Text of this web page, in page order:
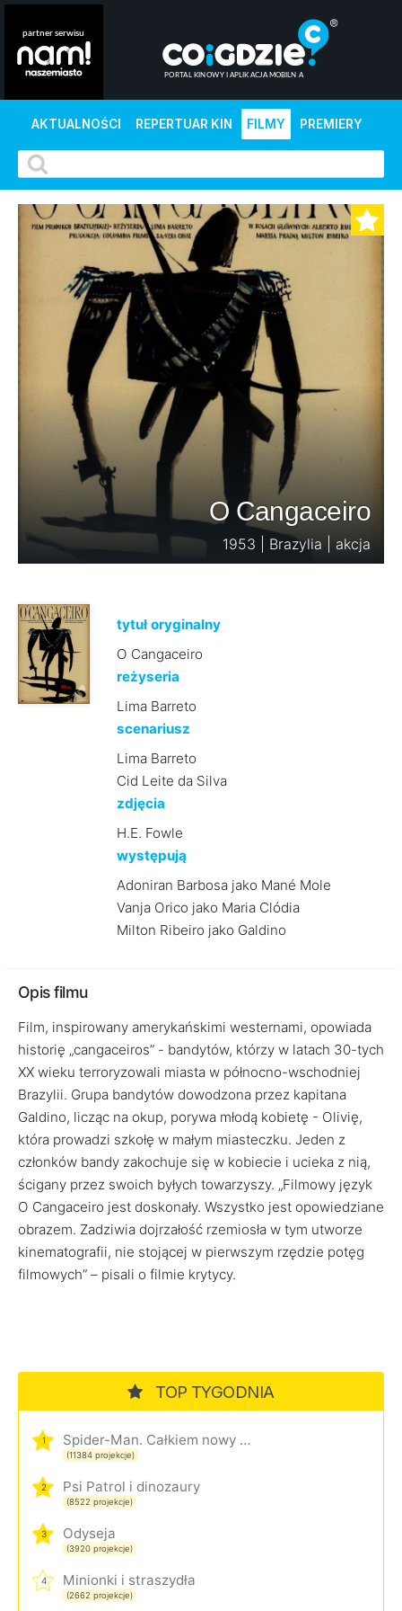
AKTUALNOŚCI REPERTUAR KIN FILMY PREMIERY
O Cangaceiro
1953 | Brazylia | akcja
tytuł oryginalny
O Cangaceiro
reżyseria
Lima Barreto
scenariusz
Lima Barreto
Cid Leite da Silva
zdjęcia
H.E. Fowle
występują
Adoniran Barbosa jako Mané Mole
Vanja Orico jako Maria Clódia
Milton Ribeiro jako Galdino
Opis filmu
Film, inspirowany amerykańskimi westernami, opowiada
historię „cangaceiros” - bandytów, którzy w latach 30-tych
XX wieku terroryzowali miasta w północno-wschodniej
Brazylii. Grupa bandytów dowodzona przez kapitana
Galdino, licząc na okup, porywa młodą kobietę - Olivię,
która prowadzi szkołę w małym miasteczku. Jeden z
członków bandy zakochuje się w kobiecie i ucieka z nią,
ścigany przez swoich byłych towarzyszy. „Filmowy język
O Cangaceiro jest doskonały. Wszystko jest opowiedziane
obrazem. Zadziwia dojrzałość rzemiosła w tym utworze
kinematografii, nie stojącej w pierwszym rzędzie potęg
filmowych” – pisali o filmie krytycy.
TOP TYGODNIA
1 Spider-Man. Całkiem nowy dzień
(11384 projekcje)
2 Psi Patrol i dinozaury
(8522 projekcje)
3 Odyseja
(3920 projekcje)
4 Minionki i straszydła
(2662 projekcje)